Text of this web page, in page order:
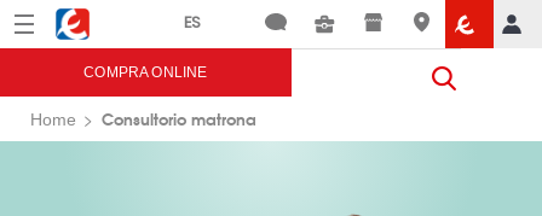
Menú Eroski
COMPRA ONLINE
Home Consultorio matrona